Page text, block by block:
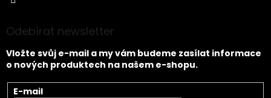
Odebírat newsletter
Vložte svůj e-mail a my vám budeme zasílat informace
o nových produktech na našem e-shopu.
E-mail